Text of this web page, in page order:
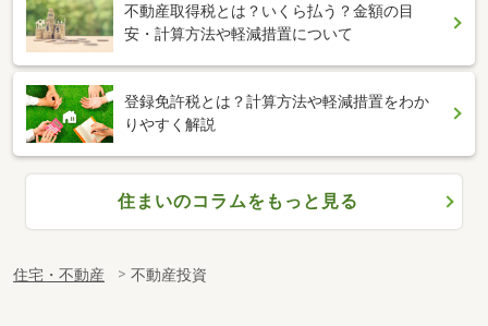
不動産取得税とは？いくら払う？金額の目
安・計算方法や軽減措置について
登録免許税とは？計算方法や軽減措置をわか
りやすく解説
住まいのコラムをもっと見る
住宅・不動産 不動産投資